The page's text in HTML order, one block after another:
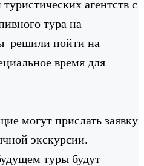
агентств с
тура на
решили пойти на
время для
могут прислать заявку
экскурсии.
туры будут